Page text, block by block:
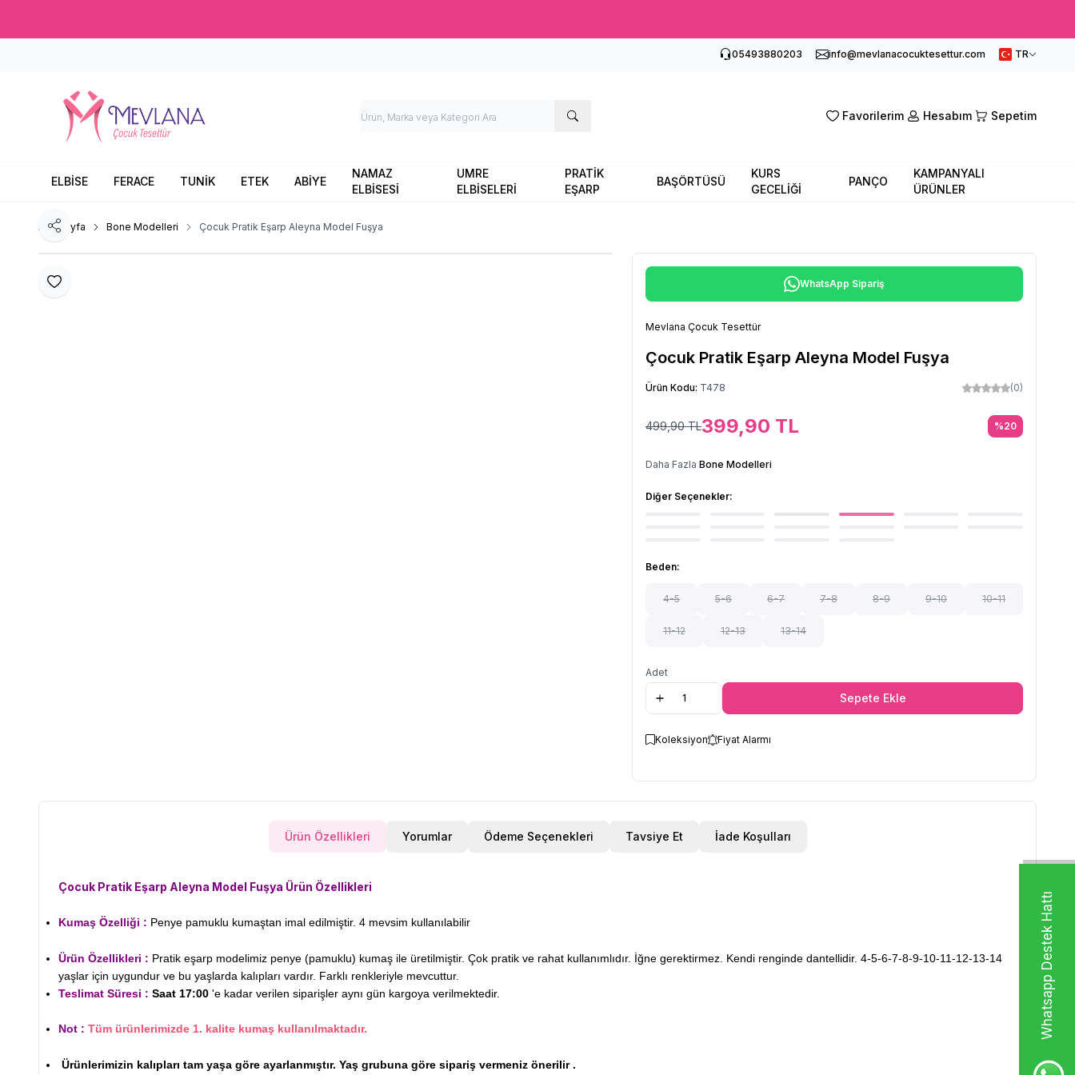
Whatsapp Destek Hattı
05493880203 info@mevlanacocuktesettur.com TR
Favorilerim Hesabım Sepetim
ELBİSE FERACE TUNİK ETEK ABİYE
NAMAZ
ELBİSESİ
UMRE
ELBİSELERİ
PRATİK
EŞARP
BAŞÖRTÜSÜ
KURS
GECELİĞİ
PANÇO
KAMPANYALI
ÜRÜNLER
Ana Sayfa Bone Modelleri Çocuk Pratik Eşarp Aleyna Model Fuşya
Favoriye Ekle
Paylaş
WhatsApp Sipariş
Mevlana Çocuk Tesettür
Çocuk Pratik Eşarp Aleyna Model Fuşya
Ürün Kodu: T478 (0)
499,90TL399,90 TL %20
Daha Fazla Bone Modelleri
Diğer Seçenekler:
Beden:
4-5 5-6 6-7 7-8 8-9 9-10 10-11
11-12 12-13 13-14
Adet
Sepete Ekle
Koleksiyon Fiyat Alarmı
Ürün Özellikleri Yorumlar Ödeme Seçenekleri Tavsiye Et İade Koşulları
Çocuk Pratik Eşarp Aleyna Model Fuşya Ürün Özellikleri
Kumaş Özelliği : Penye pamuklu kumaştan imal edilmiştir. 4 mevsim kullanılabilir
Ürün Özellikleri : Pratik eşarp modelimiz penye (pamuklu) kumaş ile üretilmiştir. Çok pratik ve rahat kullanımlıdır. İğne gerektirmez. Kendi renginde dantellidir. 4-5-6-7-8-9-10-11-12-13-14
yaşlar için uygundur ve bu yaşlarda kalıpları vardır. Farklı renkleriyle mevcuttur.
Teslimat Süresi : Saat 17:00 'e kadar verilen siparişler aynı gün kargoya verilmektedir.
Not : Tüm ürünlerimizde 1. kalite kumaş kullanılmaktadır.
Ürünlerimizin kalıpları tam yaşa göre ayarlanmıştır. Yaş grubuna göre sipariş vermeniz önerilir .